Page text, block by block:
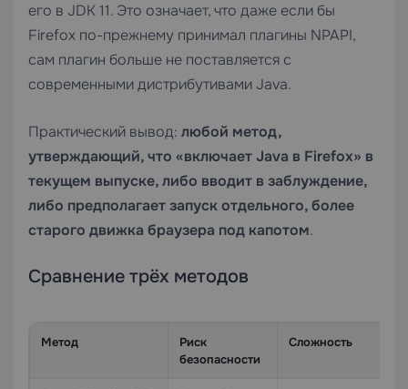
его в JDK 11. Это означает, что даже если бы
Firefox по-прежнему принимал плагины NPAPI,
сам плагин больше не поставляется с
современными дистрибутивами Java.
Практический вывод: любой метод,
утверждающий, что «включает Java в Firefox» в
текущем выпуске, либо вводит в заблуждение,
либо предполагает запуск отдельного, более
старого движка браузера под капотом.
Сравнение трёх методов
Метод
Риск
безопасности
Сложность